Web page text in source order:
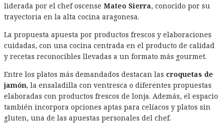
liderada por el chef oscense Mateo Sierra, conocido por su
trayectoria en la alta cocina aragonesa.
La propuesta apuesta por productos frescos y elaboraciones
cuidadas, con una cocina centrada en el producto de calidad
y recetas reconocibles llevadas a un formato más gourmet.
Entre los platos más demandados destacan las croquetas de
jamón, la ensaladilla con ventresca o diferentes propuestas
elaboradas con productos frescos de lonja. Además, el espacio
también incorpora opciones aptas para celíacos y platos sin
gluten, una de las apuestas personales del chef.